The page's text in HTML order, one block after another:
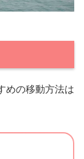
めの移動方法は